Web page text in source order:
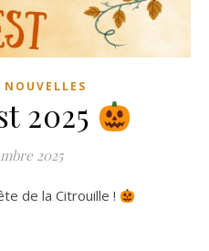
NOUVELLES
2025
2025
de la Citrouille !